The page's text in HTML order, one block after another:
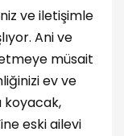
ve iletişimle
Ani ve
müsait
ev ve
koyacak,
eski ailevi